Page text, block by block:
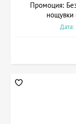
Промоция:
нощувки